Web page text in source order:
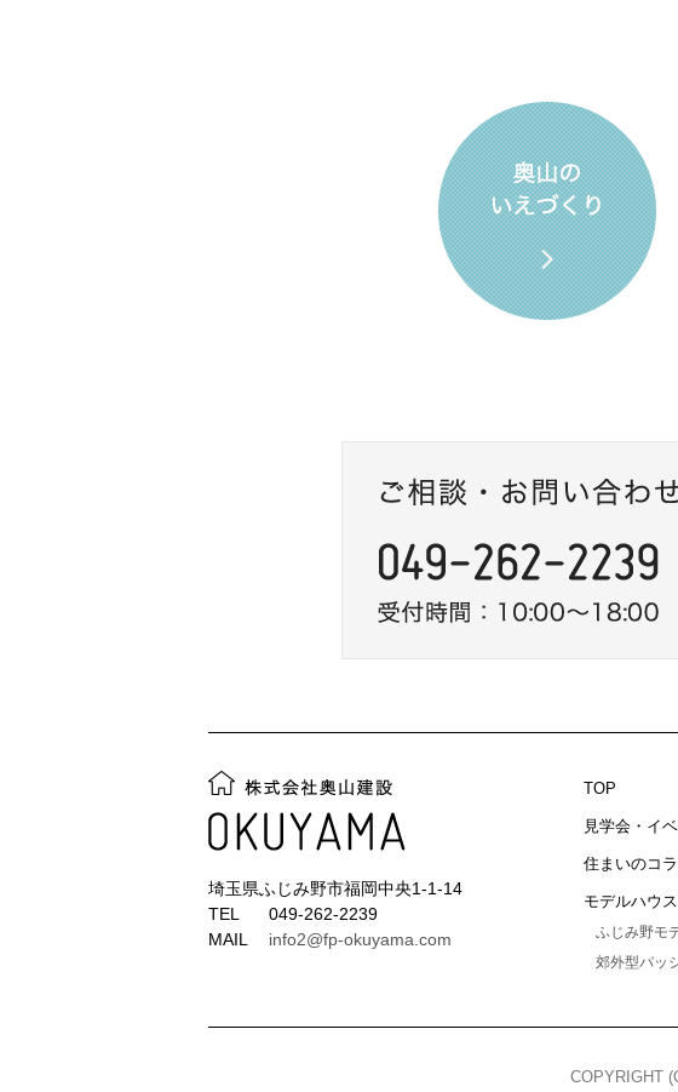
TOP
見学会・イ
住まいのコ
モデルハウス
ふじみ野モ
郊外型パッ
埼玉県ふじみ野市福岡中央1-1-14
TEL
049-262-2239
MAIL
info2@fp-okuyama.com
COPYRIGHT